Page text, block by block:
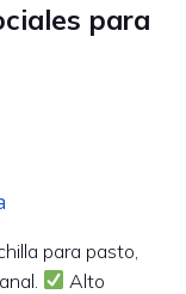
para
para pasto,
Alto